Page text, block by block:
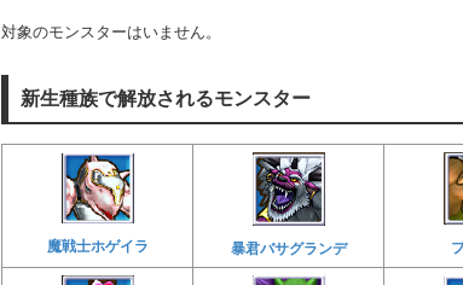
対象のモンスターはいません。
新生種族で解放されるモンスター
魔戦士ホゲイラ 暴君バサグランデ